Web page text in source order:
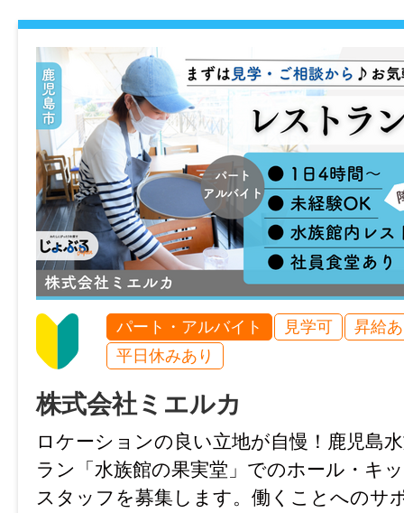
苦手な部分をサポートできる環境づくりを
────────────────
【 こんな方におすすめ！ 】
・本や図書館が好きな方
・カフェの雰囲気が好きな方
・落ち着いた環境で働きたい方
・少しずつ仕事に慣れていきたい方
・人と関わる仕事に挑戦したい方
────────────────
JKSS-001
仕事内容変更の可能性：あり
就業場所
〒892-0843 鹿児島県鹿児島市千日町1-1
4階
パート・アルバイト 見学可
昇給
平日休みあり
株式会社ミエルカ
ロケーションの良い立地が自慢！鹿児島
ラン「水族館の果実堂」でのホール・キ
スタッフを募集します。働くことへのサ